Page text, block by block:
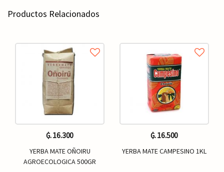
Productos Relacionados
₲. 16.300
YERBA MATE OÑOIRU
AGROECOLOGICA 500GR
₲. 16.500
YERBA MATE CAMPESINO 1KL